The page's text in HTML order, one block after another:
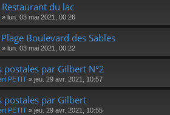
du lac
» lun. 03 mai 2021, 00:26
Boulevard des Sables
» lun. 03 mai 2021, 00:22
postales par Gilbert N°2
PETIT » jeu. 29 avr. 2021, 10:57
postales par Gilbert
PETIT » jeu. 29 avr. 2021, 10:55